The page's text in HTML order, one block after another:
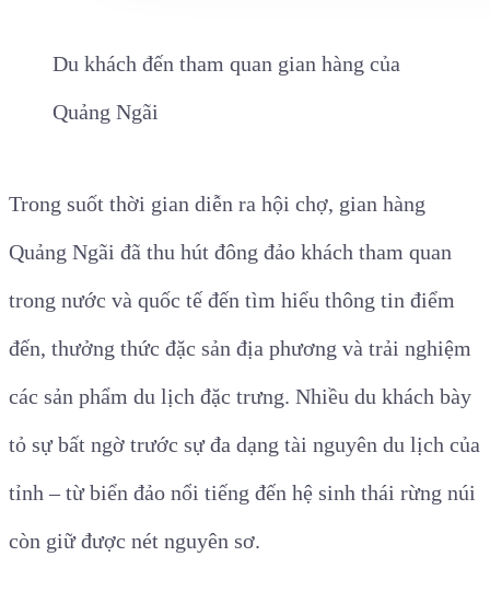
Du khách đến tham quan gian hàng của
Quảng Ngãi
Trong suốt thời gian diễn ra hội chợ, gian hàng
Quảng Ngãi đã thu hút đông đảo khách tham quan
trong nước và quốc tế đến tìm hiểu thông tin điểm
đến, thưởng thức đặc sản địa phương và trải nghiệm
các sản phẩm du lịch đặc trưng. Nhiều du khách bày
tỏ sự bất ngờ trước sự đa dạng tài nguyên du lịch của
tỉnh – từ biển đảo nổi tiếng đến hệ sinh thái rừng núi
còn giữ được nét nguyên sơ.